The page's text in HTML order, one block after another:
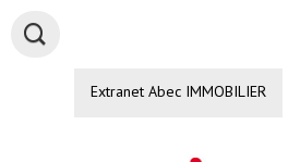
Extranet Abec IMMOBILIER